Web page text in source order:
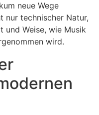
neue Wege
nur technischer Natur,
und Weise, wie Musik
wird.